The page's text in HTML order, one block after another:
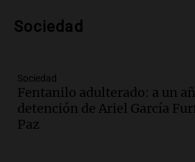
Audio.
Noticias
Episodios
Audio.Más de la mitad
Sociedad
Sociedad
Fentanilo adulterado: a un
detención de Ariel García
Paz